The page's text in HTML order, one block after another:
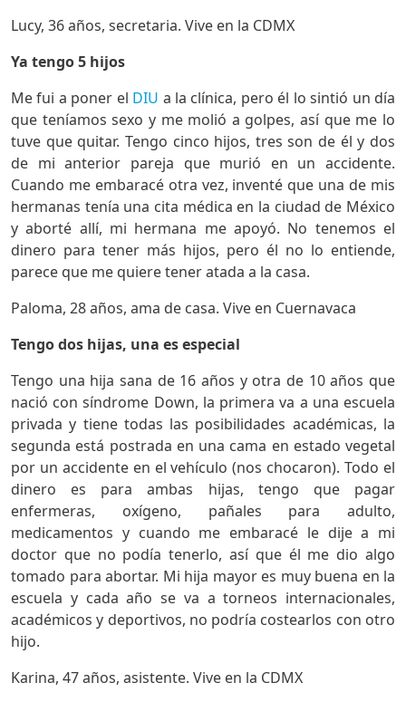
Lucy, 36 años, secretaria. Vive en la CDMX
Ya tengo 5 hijos
Me fui a poner el DIU a la clínica, pero él lo sintió un día
que teníamos sexo y me molió a golpes, así que me lo
tuve que quitar. Tengo cinco hijos, tres son de él y dos
de mi anterior pareja que murió en un accidente.
Cuando me embaracé otra vez, inventé que una de mis
hermanas tenía una cita médica en la ciudad de México
y aborté allí, mi hermana me apoyó. No tenemos el
dinero para tener más hijos, pero él no lo entiende,
parece que me quiere tener atada a la casa.
Paloma, 28 años, ama de casa. Vive en Cuernavaca
Tengo dos hijas, una es especial
Tengo una hija sana de 16 años y otra de 10 años que
nació con síndrome Down, la primera va a una escuela
privada y tiene todas las posibilidades académicas, la
segunda está postrada en una cama en estado vegetal
por un accidente en el vehículo (nos chocaron). Todo el
dinero es para ambas hijas, tengo que pagar
enfermeras, oxígeno, pañales para adulto,
medicamentos y cuando me embaracé le dije a mi
doctor que no podía tenerlo, así que él me dio algo
tomado para abortar. Mi hija mayor es muy buena en la
escuela y cada año se va a torneos internacionales,
académicos y deportivos, no podría costearlos con otro
hijo.
Karina, 47 años, asistente. Vive en la CDMX